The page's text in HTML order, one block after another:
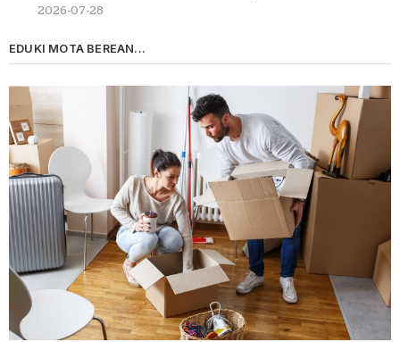
2026-07-28
EDUKI MOTA BEREAN...